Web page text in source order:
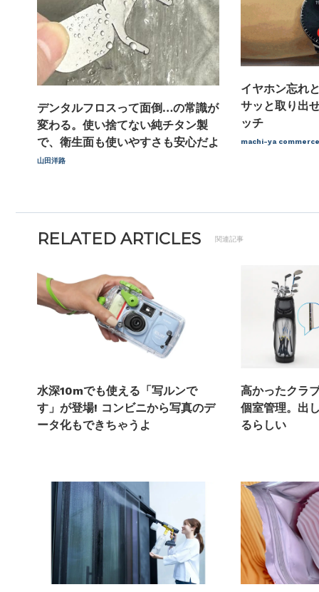
デンタルフロスって面倒…の常識が
変わる。使い捨てない純チタン製
で、衛生面も使いやすさも安心だよ
山田洋路
イヤホン忘れ
サッと取り出
ッチ
machi-ya commerce
RELATED ARTICLES 関連記事
水深10mでも使える「写ルンで
す」が登場! コンビニから写真のデ
ータ化もできちゃうよ
高かったクラ
個室管理。出
るらしい